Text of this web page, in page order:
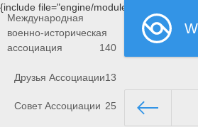
{include file="engine/modules/saperu/
Международная
военно-историческая
ассоциация
140
Друзья Ассоциации13
Совет Ассоциации 25